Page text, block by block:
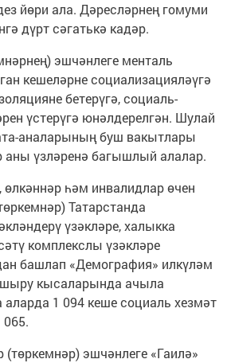
йөри ала. Дәресләрнең гомуми
дүрт сәгатькә кадәр.
эшчәнлеге менталь
кешеләрне социализацияләүгә
бетерүгә, социаль-
үстерүгә юнәлдерелгән. Шулай
аналарының буш вакытлары
аны үзләренә багышлый алалар.
өлкәннәр һәм инвалидлар өчен
Татарстанда
үзәкләре, халыкка
комплекслы үзәкләре
башлап «Демография» илкүләм
кысаларында ачыла
1 094 кеше социаль хезмәт
(төркемнәр) эшчәнлеге «Гаилә»